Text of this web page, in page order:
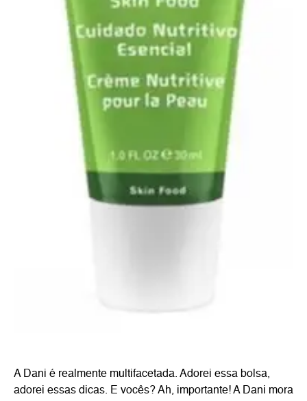
A Dani é realmente multifacetada. Adorei essa bolsa,
adorei essas dicas. E vocês? Ah, importante! A Dani mora